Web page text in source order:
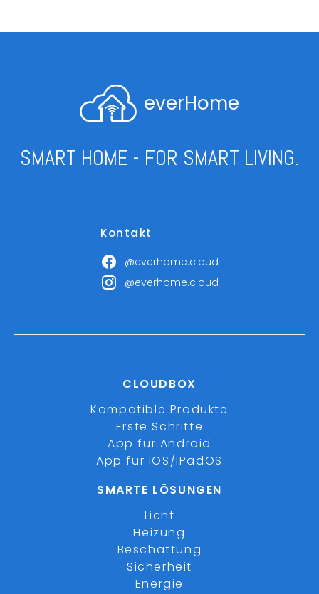
everHome
SMART HOME - FOR SMART LIVING.
Kontakt
@everhome.cloud
@everhome.cloud
CLOUDBOX
Kompatible Produkte
Erste Schritte
App für Android
App für iOS/iPadOS
SMARTE LÖSUNGEN
Licht
Heizung
Beschattung
Sicherheit
Energie